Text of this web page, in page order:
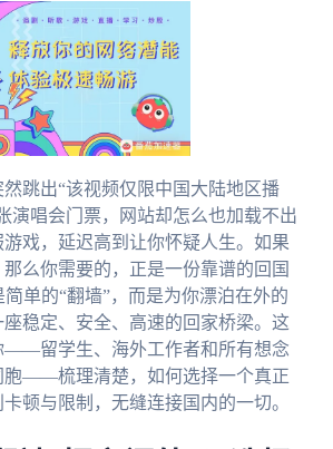
跳出“该视频仅限中国大陆地区播
演唱会门票，网站却怎么也加载不出
戏，延迟高到让你怀疑人生。如果
么你需要的，正是一份靠谱的回国
单的“翻墙”，而是为你漂泊在外的
稳定、安全、高速的回家桥梁。这
——留学生、海外工作者和所有想念
胞——梳理清楚，如何选择一个真正
顿与限制，无缝连接国内的一切。